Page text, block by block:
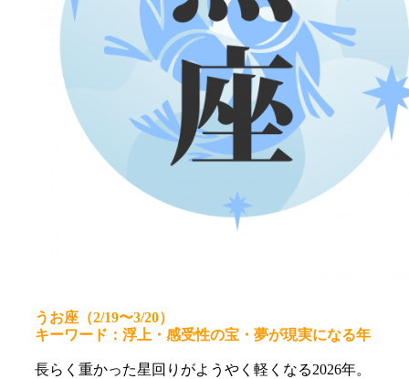
うお座（2/19〜3/20）
キーワード：浮上・感受性の宝・夢が現実になる年
長らく重かった星回りがようやく軽くなる2026年。